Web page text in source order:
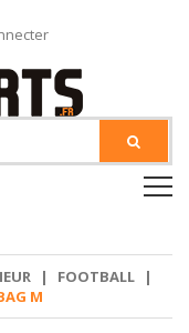
| FOOTBALL
|
M